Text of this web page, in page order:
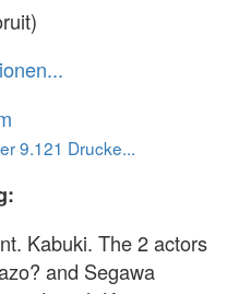
9.121 Drucke...
Kabuki. The 2 actors
and Segawa